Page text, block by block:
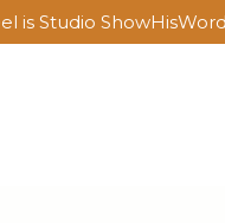
is Studio